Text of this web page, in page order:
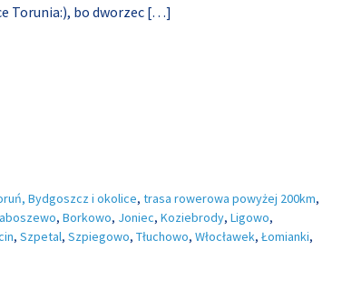
Torunia:), bo dworzec […]
Bydgoszcz i okolice, trasa rowerowa powyżej 200km,
, Borkowo, Joniec, Koziebrody, Ligowo,
, Szpetal, Szpiegowo, Tłuchowo, Włocławek, Łomianki,